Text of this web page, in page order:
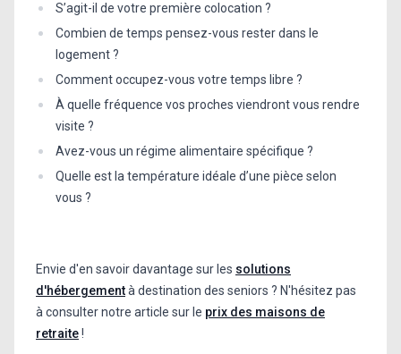
S’agit-il de votre première colocation ?
Combien de temps pensez-vous rester dans le
logement ?
Comment occupez-vous votre temps libre ?
À quelle fréquence vos proches viendront vous rendre
visite ?
Avez-vous un régime alimentaire spécifique ?
Quelle est la température idéale d’une pièce selon
vous ?
Envie d'en savoir davantage sur les solutions
d'hébergementà destination des seniors ? N'hésitez pas
à consulter notre article sur le prix des maisons de
retraite!